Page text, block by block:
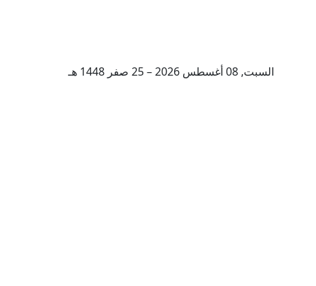
السبت, 08 أغسطس 2026 – 25 صفر 1448 هـ